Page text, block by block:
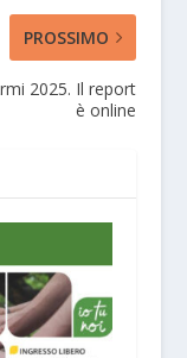
PROSSIMO
2025. Il report
è online